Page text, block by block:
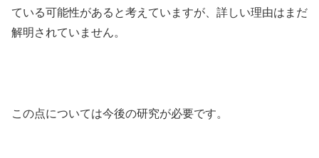
ている可能性があると考えていますが、詳しい理由はまだ
解明されていません。
この点については今後の研究が必要です。